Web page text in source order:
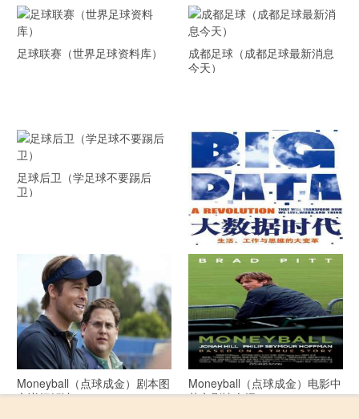
足球联赛（世界足球资料库）
成都足球（成都足球最新消息
今天）
足球后卫（学足球不要踢后
卫）
《大数据时代》 PDF文档下载
Moneyball（点球成金）剧本图
文详细解读
Moneyball（点球成金）电影中
英文剧情介绍